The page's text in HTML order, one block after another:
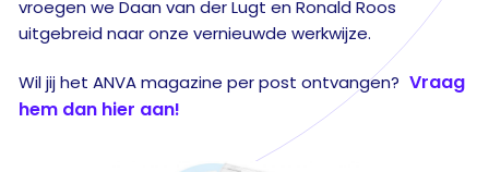
vroegen we Daan van der Lugt en Ronald Roos
uitgebreid naar onze vernieuwde werkwijze.
Wil jij het ANVA magazine per post ontvangen? Vraag
hem dan hier aan!